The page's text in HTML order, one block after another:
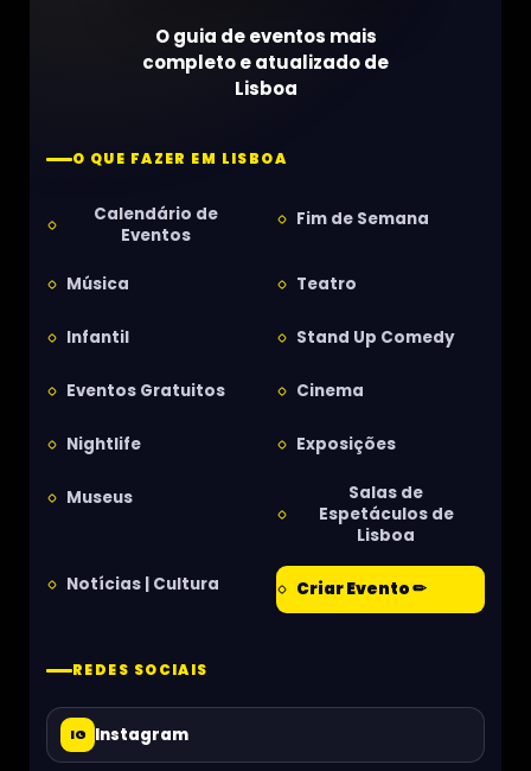
O guia de eventos mais
completo e atualizado de
Lisboa
O QUE FAZER EM LISBOA
Calendário de
Eventos
Fim de Semana
Música Teatro
Infantil Stand Up Comedy
Eventos Gratuitos Cinema
Nightlife Exposições
Museus
Salas de
Espetáculos de
Lisboa
Notícias | Cultura Criar Evento ✏
REDES SOCIAIS
IG Instagram